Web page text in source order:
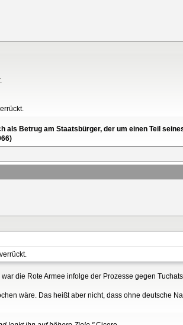
Betrug am Staatsbürger, der um einen Teil
die Rote Armee infolge der Prozesse gegen
wäre. Das heißt aber nicht, dass ohne deutsche